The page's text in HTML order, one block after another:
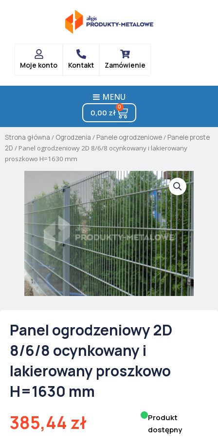
Moje konto Kontakt Zamówienie
MENU
0,00 zł
0
Cart
Strona główna / Ogrodzenia / Panele ogrodzeniowe/ Panele proste
2D / Panel ogrodzeniowy 2D 8/6/8 ocynkowany i lakierowany
proszkowo H=1630 mm
Panel ogrodzeniowy 2D
8/6/8 ocynkowany i
lakierowany proszkowo
H=1630 mm
385,44 zł
Produkt
dostępny